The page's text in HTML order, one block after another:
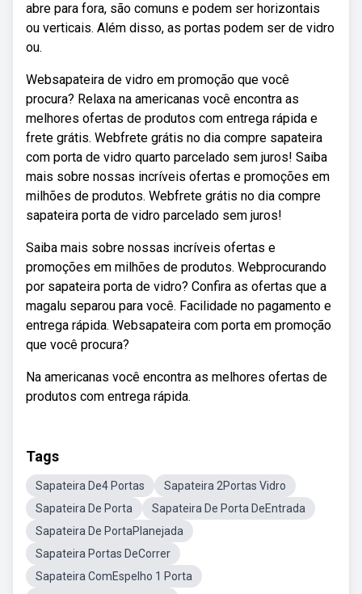
abre para fora, são comuns e podem ser horizontais
ou verticais. Além disso, as portas podem ser de vidro
ou.
Websapateira de vidro em promoção que você
procura? Relaxa na americanas você encontra as
melhores ofertas de produtos com entrega rápida e
frete grátis. Webfrete grátis no dia compre sapateira
com porta de vidro quarto parcelado sem juros! Saiba
mais sobre nossas incríveis ofertas e promoções em
milhões de produtos. Webfrete grátis no dia compre
sapateira porta de vidro parcelado sem juros!
Saiba mais sobre nossas incríveis ofertas e
promoções em milhões de produtos. Webprocurando
por sapateira porta de vidro? Confira as ofertas que a
magalu separou para você. Facilidade no pagamento e
entrega rápida. Websapateira com porta em promoção
que você procura?
Na americanas você encontra as melhores ofertas de
produtos com entrega rápida.
Tags
Sapateira De4 Portas
Sapateira 2Portas Vidro
Sapateira De Porta
Sapateira De Porta DeEntrada
Sapateira De PortaPlanejada
Sapateira Portas DeCorrer
Sapateira ComEspelho 1 Porta